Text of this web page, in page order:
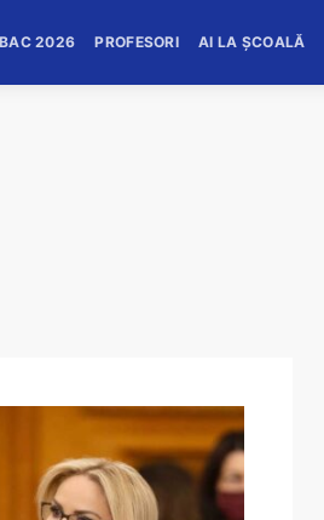
BAC 2026 PROFESORI AI LA ȘCOALĂ